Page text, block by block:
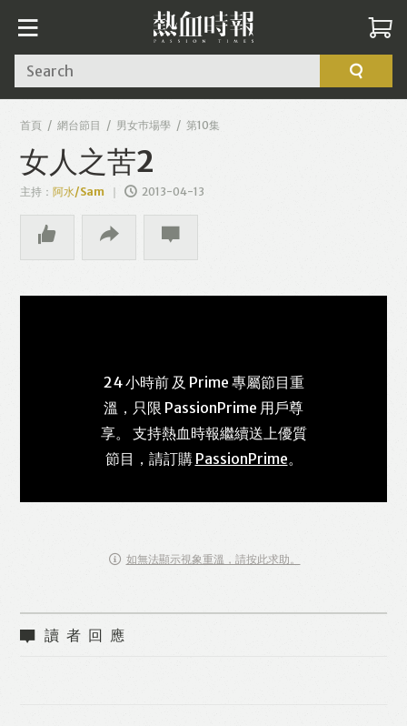
Search
首頁 網台節目 男女巿場學 第10集
女人之苦2
主持：阿水/Sam 2013-04-13
24 小時前 及 Prime 專屬節目重
溫，只限 PassionPrime 用戶尊
享。 支持熱血時報繼續送上優質
節目，請訂購 PassionPrime。
如無法顯示視象重溫，請按此求助。
讀者回應